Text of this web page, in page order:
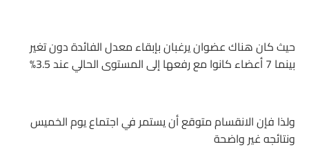
حيث كان هناك عضوان يرغبان بإبقاء معدل الفائدة دون تغير
بينما 7 أعضاء كانوا مع رفعها إلى المستوى الحالي عند 3.5%
ولذا فإن الانقسام متوقع أن يستمر في اجتماع يوم الخميس
ونتائجه غير واضحة